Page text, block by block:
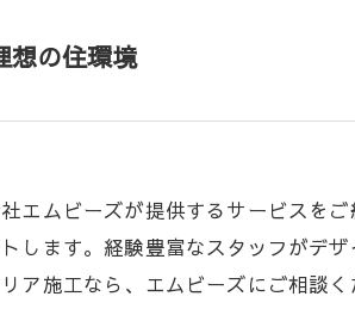
想の住環境
エムビーズが提供するサービスをご
します。経験豊富なスタッフがデ
施工なら、エムビーズにご相談く